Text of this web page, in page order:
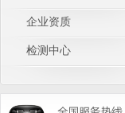
企业资质
检测中心